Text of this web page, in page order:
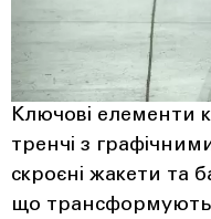
Ключові елементи
тренчі з
скроєні жакети та
що